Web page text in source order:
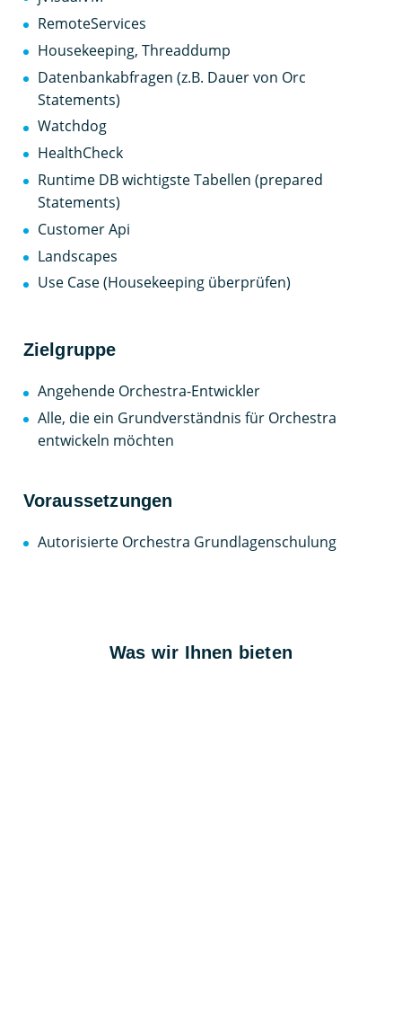
RemoteServices
Housekeeping, Threaddump
Datenbankabfragen (z.B. Dauer von Orc
Statements)
Watchdog
HealthCheck
Runtime DB wichtigste Tabellen (prepared
Statements)
Customer Api
Landscapes
Use Case (Housekeeping überprüfen)
Zielgruppe
Angehende Orchestra-Entwickler
Alle, die ein Grundverständnis für Orchestra
entwickeln möchten
Voraussetzungen
Autorisierte Orchestra Grundlagenschulung
Was wir Ihnen bieten